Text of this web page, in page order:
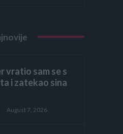
vratio sam se s
i zatekao sina
August 7, 2026